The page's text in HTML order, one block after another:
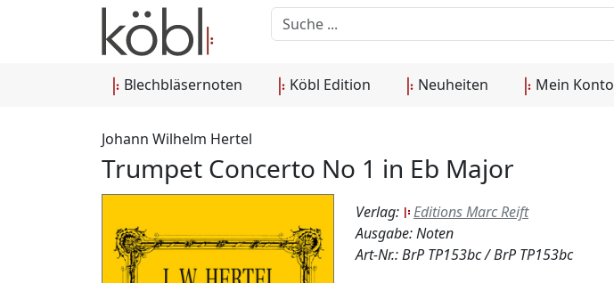
Blechbläsernoten Köbl Edition Neuheiten Mein Konto
Johann Wilhelm Hertel
Trumpet Concerto No 1 in Eb Major
Verlag:
Editions Marc Reift
Ausgabe: Noten
Art-Nr.: BrP TP153bc / BrP TP153bc